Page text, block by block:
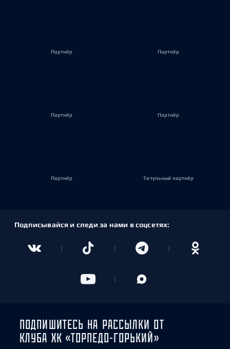
Партнёр Партнёр
Партнёр Партнёр
Партнёр Титульный партнёр
Подписывайся и следи за нами в соцсетях:
ПОДПИШИТЕСЬ НА РАССЫЛКИ ОТ
КЛУБА ХК «ТОРПЕДО-ГОРЬКИЙ»